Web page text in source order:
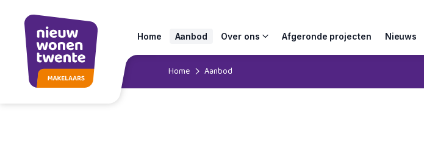
Home Aanbod Over ons Afgeronde projecten Nieuws
Home Aanbod